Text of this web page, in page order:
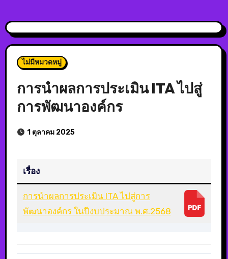
ไม่มีหมวดหมู่
การนำผลการประเมิน ITA ไปสู่
การพัฒนาองค์กร
1 ตุลาคม 2025
เรื่อง
การนำผลการประเมิน ITA ไปสู่การ
พัฒนาองค์กร ในปีงบประมาณ พ.ศ.2568